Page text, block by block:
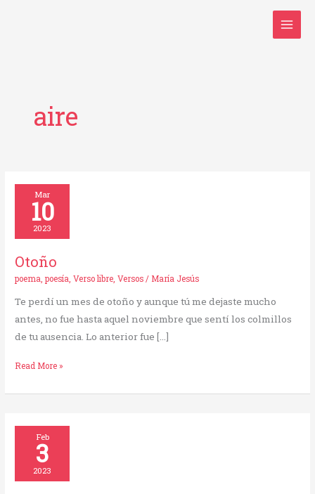
aire
Mar
10
2023
Otoño
poema,poesía,Verso libre,Versos / María Jesús
Te perdí un mes de otoño y aunque tú me dejaste mucho
antes, no fue hasta aquel noviembre que sentí los colmillos
de tu ausencia. Lo anterior fue […]
Otoño
Read More »
Feb
3
2023
Chirigota